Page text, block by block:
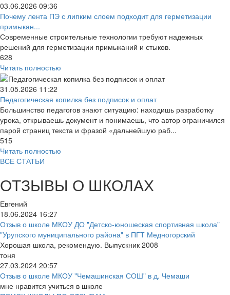
03.06.2026 09:36
Почему лента ПЭ с липким слоем подходит для герметизации
примыкан...
Современные строительные технологии требуют надежных
решений для герметизации примыканий и стыков.
628
Читать полностью
31.05.2026 11:22
Педагогическая копилка без подписок и оплат
Большинство педагогов знают ситуацию: находишь разработку
урока, открываешь документ и понимаешь, что автор ограничился
парой страниц текста и фразой «дальнейшую раб...
515
Читать полностью
ВСЕ СТАТЬИ
ОТЗЫВЫ О ШКОЛАХ
Евгений
18.06.2024 16:27
Отзыв о школе МКОУ ДО "Детско-юношеская спортивная школа"
"Урупского муниципального района" в ПГТ Медногорский
Хорошая школа, рекомендую. Выпускник 2008
тоня
27.03.2024 20:57
Отзыв о школе МКОУ "Чемашинская СОШ" в д. Чемаши
мне нравится учиться в школе